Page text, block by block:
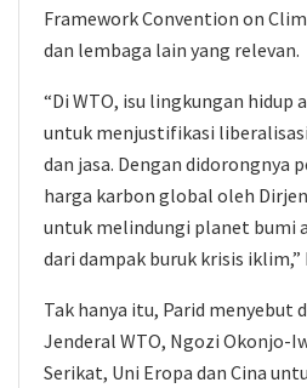
Framework Convention on
dan lembaga lain yang relevan.
“Di WTO, isu lingkungan hidup
untuk menjustifikasi
dan jasa. Dengan didorongnya
harga karbon global oleh
untuk melindungi planet bumi
dari dampak buruk krisis iklim,”
Tak hanya itu, Parid menyebut
Jenderal WTO, Ngozi Okonjo-
Serikat, Uni Eropa dan Cina